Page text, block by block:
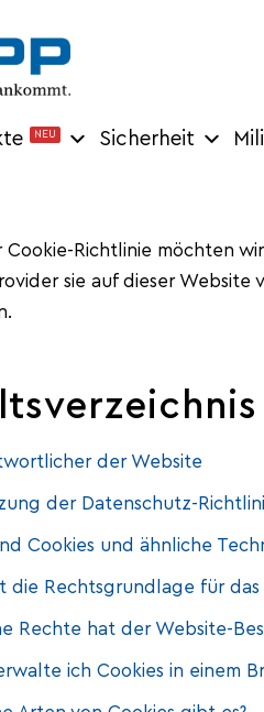
NEU Sicherheit
Cookie-Richtlinie möchten
sie auf dieser
der Website
der Datenschutz-
Cookies und ähnliche
die Rechtsgrundlage für
Rechte hat der Website-
ich Cookies in einem